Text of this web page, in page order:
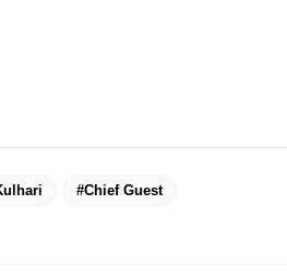
#Chief Guest